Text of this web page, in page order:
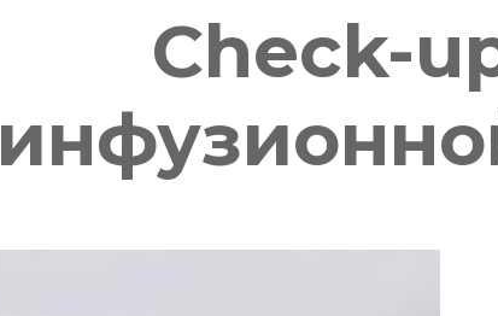
Check-